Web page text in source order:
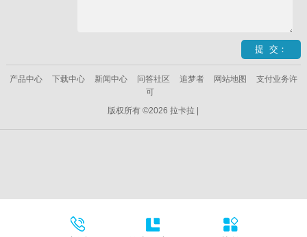
产品中心 下载中心 新闻中心 问答社区 追梦者 网站地图
支付业务许
可
版权所有 ©2026 拉卡拉 |